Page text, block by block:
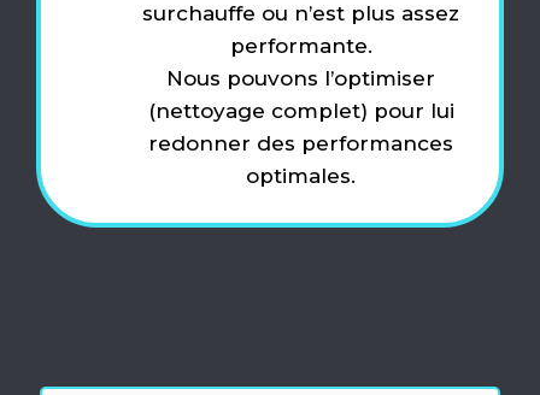
surchauffe ou n’est plus assez
performante.
Nous pouvons l’optimiser
(nettoyage complet) pour lui
redonner des performances
optimales.